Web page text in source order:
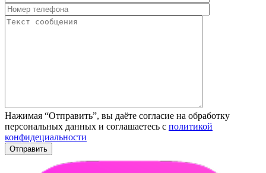
Нажимая “Отправить”, вы даёте согласие на обработку
персональных данных и соглашаетесь с политикой
конфидециальности